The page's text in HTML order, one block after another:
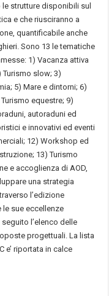
strutture disponibili sul
e che riusciranno a
quantificabile anche
Sono 13 le tematiche
1) Vacanza attiva
slow; 3)
5) Mare e dintorni; 6)
equestre; 9)
autoraduni ed
e innovativi ed eventi
12) Workshop ed
13) Turismo
e accoglienza di AOD,
una strategia
l’edizione
le sue eccellenze
l’elenco delle
progettuali. La lista
e’ riportata in calce